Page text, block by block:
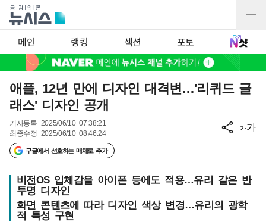
메인 랭킹 섹션 포토
애플, 12년 만에 디자인 대격변…'리퀴드 글
래스' 디자인 공개
기사등록 2025/06/10 07:38:21
최종수정 2025/06/10 08:46:24
구글에서 선호하는 매체로 추가
가가
비전OS 입체감을 아이폰 등에도 적용…유리 같은 반
투명 디자인
화면 콘텐츠에 따라 디자인 색상 변경…유리의 광학
적 특성 구현